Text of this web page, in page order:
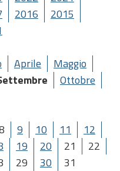
2016
2015
Aprile
Maggio
Ottobre
9 10 11
12
19 20 21
22
29 30 31